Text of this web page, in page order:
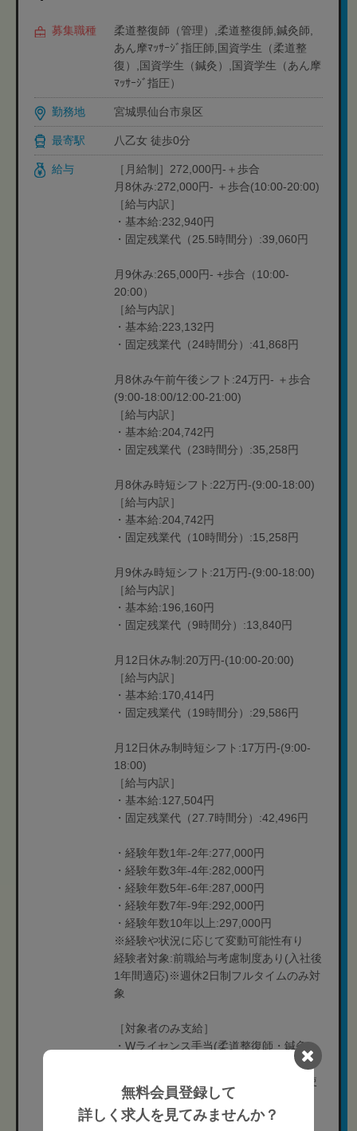
募集職種
柔道整復師（管理）,柔道整復師,鍼灸師,
あん摩ﾏｯｻｰｼﾞ指圧師,国資学生（柔道整
復）,国資学生（鍼灸）,国資学生（あん摩
ﾏｯｻｰｼﾞ指圧）
勤務地 宮城県仙台市泉区
最寄駅 八乙女 徒歩0分
給与
［月給制］272,000円-＋歩合
月8休み:272,000円- ＋歩合(10:00-20:00)
［給与内訳］
・基本給:232,940円
・固定残業代（25.5時間分）:39,060円
月9休み:265,000円- +歩合（10:00-
20:00）
［給与内訳］
・基本給:223,132円
・固定残業代（24時間分）:41,868円
月8休み午前午後シフト:24万円- ＋歩合
(9:00-18:00/12:00-21:00)
［給与内訳］
・基本給:204,742円
・固定残業代（23時間分）:35,258円
月8休み時短シフト:22万円-(9:00-18:00)
［給与内訳］
・基本給:204,742円
・固定残業代（10時間分）:15,258円
月9休み時短シフト:21万円-(9:00-18:00)
［給与内訳］
・基本給:196,160円
・固定残業代（9時間分）:13,840円
月12日休み制:20万円-(10:00-20:00)
［給与内訳］
・基本給:170,414円
・固定残業代（19時間分）:29,586円
月12日休み制時短シフト:17万円-(9:00-
18:00)
［給与内訳］
・基本給:127,504円
・固定残業代（27.7時間分）:42,496円
・経験年数1年-2年:277,000円
・経験年数3年-4年:282,000円
・経験年数5年-6年:287,000円
・経験年数7年-9年:292,000円
・経験年数10年以上:297,000円
※経験や状況に応じて変動可能性有り
経験者対象:前職給与考慮制度あり(入社後
1年間適応)※週休2日制フルタイムのみ対
象
［対象者のみ支給］
・Wライセンス手当(柔道整復師・鍼灸
・管理柔道整復師鍼灸師手当:2,000円(使
用時:12,000円)
・歩合:成績により毎月支給される手当
無料会員登録して
詳しく求人を見てみませんか？